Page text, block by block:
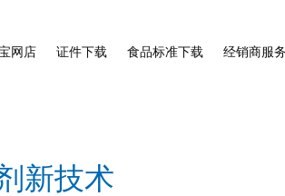
网店 证件下载 食品标准下载 经销商服务
新技术